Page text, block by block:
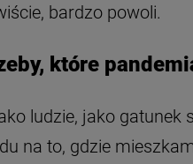
bardzo powoli.
które
ludzie, jako gatunek
na to, gdzie